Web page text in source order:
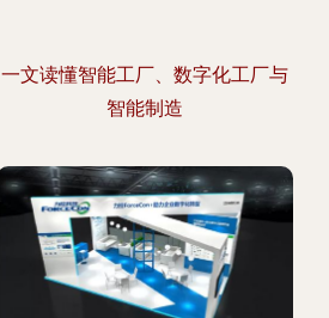
一文读懂智能工厂、数字化工厂与
智能制造